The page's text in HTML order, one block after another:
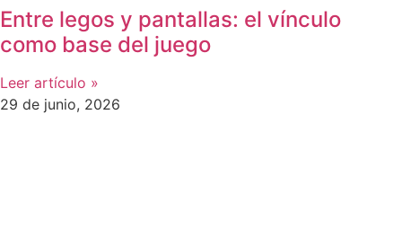
Entre legos y pantallas: el vínculo
como base del juego
Leer artículo »
29 de junio, 2026